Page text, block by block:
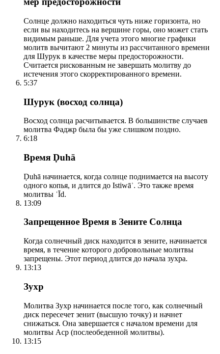
Солнце должно находиться чуть ниже горизонта, но
если вы находитесь на вершине горы, оно может стать
видимым раньше. Для учета этого многие графики
молитв вычитают 2 минуты из рассчитанного времени
для Шурук в качестве меры предосторожности.
Считается рискованным не завершать молитву до
истечения этого скорректированного времени.
5:37
Шурук (восход солнца)
Восход солнца расчитывается. В большинстве случаев
молитва Фаджр была бы уже слишком поздно.
6:18
Время Ḍuhā
Ḍuhā начинается, когда солнце поднимается на высоту
одного копья, и длится до Istiwāʾ. Это также время
молитвы ʿĪd.
13:09
Запрещенное Время в Зените Солнца
Когда солнечный диск находится в зените, начинается
время, в течение которого добровольные молитвы
запрещены. Этот период длится до начала зухра.
13:13
Зухр
Молитва Зухр начинается после того, как солнечный
диск пересечет зенит (высшую точку) и начнет
снижаться. Она завершается с началом времени для
молитвы Аср (послеобеденной молитвы).
13:15